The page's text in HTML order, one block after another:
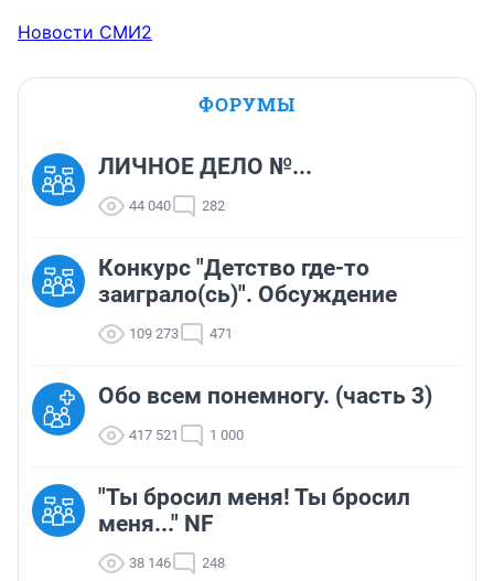
Новости СМИ2
ФОРУМЫ
ЛИЧНОЕ ДЕЛО №...
44 040 282
Конкурс "Детство где-то
заиграло(сь)". Обсуждение
109 273 471
Обо всем понемногу. (часть 3)
417 521 1 000
"Ты бросил меня! Ты бросил
меня..." NF
38 146 248